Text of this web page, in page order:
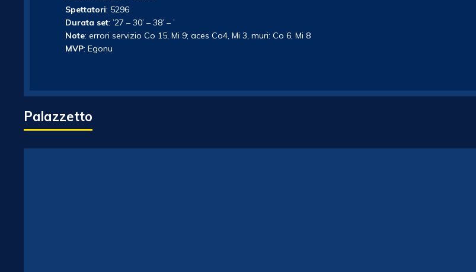
Spettatori: 5296
Durata set: ’27 – 30’ – 38’ – ’
Note: errori servizio Co 15, Mi 9; aces Co4, Mi 3, muri: Co 6, Mi 8
MVP: Egonu
Palazzetto